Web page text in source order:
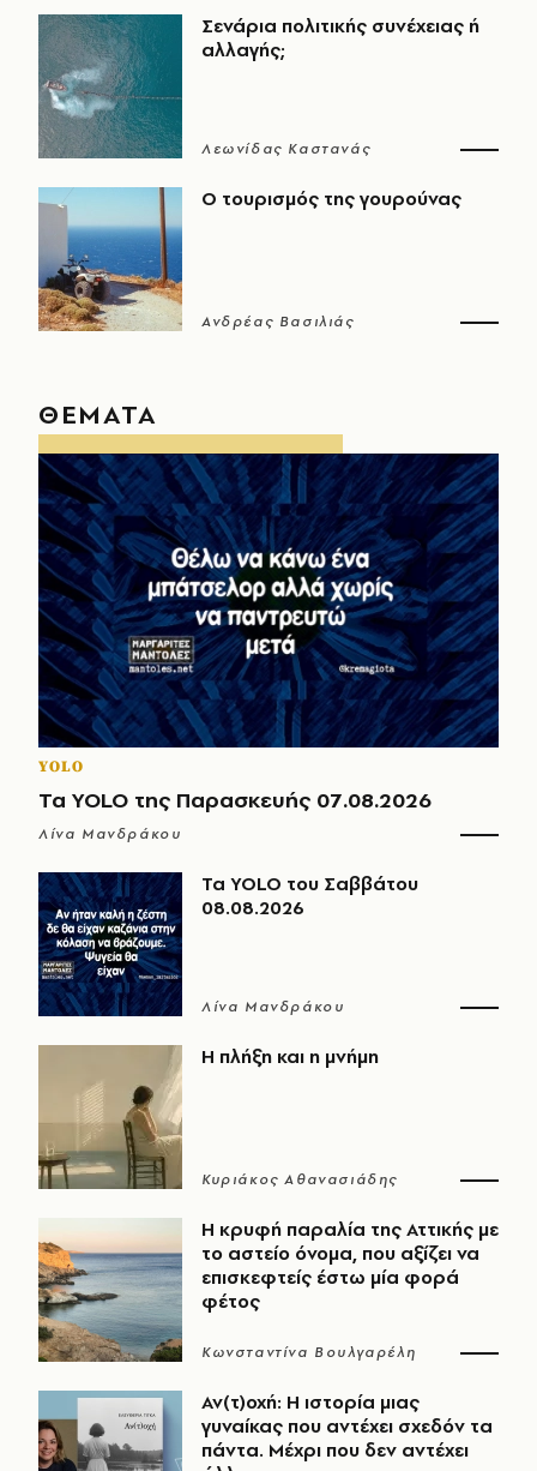
Σενάρια πολιτικής συνέχειας ή
αλλαγής;
Λεωνίδας Καστανάς
Ο τουρισμός της γουρούνας
Ανδρέας Βασιλιάς
ΘΕΜΑΤΑ
YOLO
Τα YOLO της Παρασκευής 07.08.2026
Λίνα Μανδράκου
Τα YOLO του Σαββάτου
08.08.2026
Λίνα Μανδράκου
Η πλήξη και η μνήμη
Κυριάκος Αθανασιάδης
Η κρυφή παραλία της Αττικής με
το αστείο όνομα, που αξίζει να
επισκεφτείς έστω μία φορά
φέτος
Κωνσταντίνα Βουλγαρέλη
Αν(τ)οχή: Η ιστορία μιας
γυναίκας που αντέχει σχεδόν τα
πάντα. Μέχρι που δεν αντέχει